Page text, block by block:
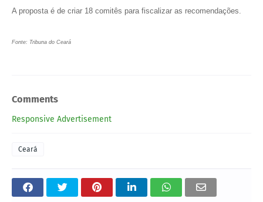
A proposta é de criar 18 comitês para fiscalizar as recomendações.
Fonte: Tribuna do Ceará
Comments
Responsive Advertisement
Ceará